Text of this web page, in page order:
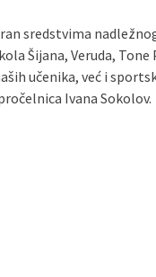
sredstvima
Šijana, Veruda, Tone
učenika, već i
Ivana Sokolov.